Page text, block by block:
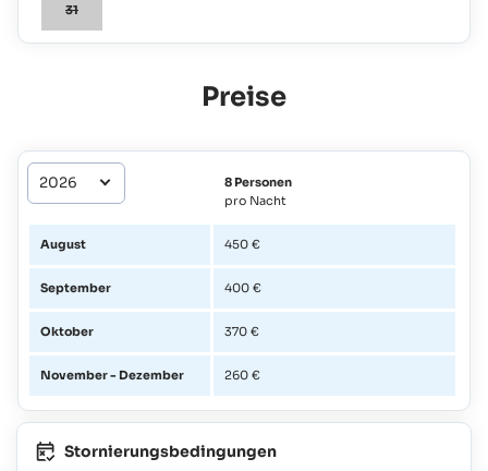
31
Preise
8 Personen
pro Nacht
August 450 €
September 400 €
Oktober 370 €
November - Dezember 260 €
Stornierungsbedingungen